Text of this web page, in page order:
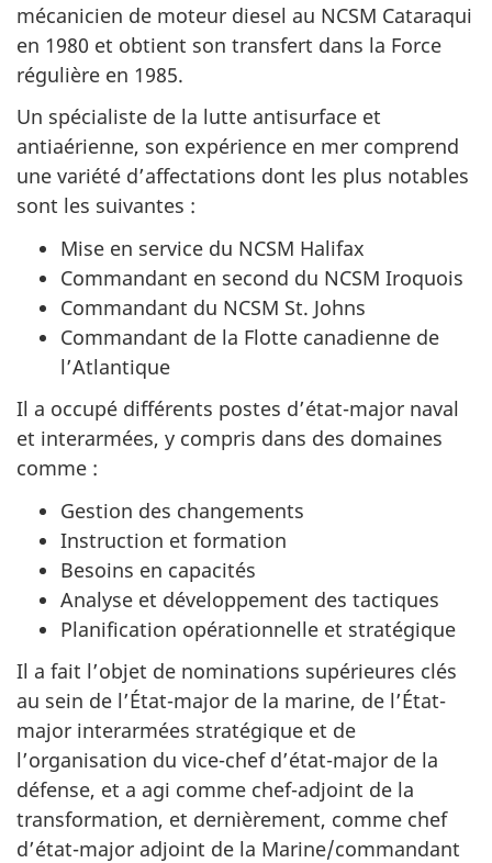
mécanicien de moteur diesel au NCSM Cataraqui
en 1980 et obtient son transfert dans la Force
régulière en 1985.
Un spécialiste de la lutte antisurface et
antiaérienne, son expérience en mer comprend
une variété d’affectations dont les plus notables
sont les suivantes :
Mise en service du NCSM Halifax
Commandant en second du NCSM Iroquois
Commandant du NCSM St. Johns
Commandant de la Flotte canadienne de
l’Atlantique
Il a occupé différents postes d’état-major naval
et interarmées, y compris dans des domaines
comme :
Gestion des changements
Instruction et formation
Besoins en capacités
Analyse et développement des tactiques
Planification opérationnelle et stratégique
Il a fait l’objet de nominations supérieures clés
au sein de l’État-major de la marine, de l’État-
major interarmées stratégique et de
l’organisation du vice-chef d’état-major de la
défense, et a agi comme chef-adjoint de la
transformation, et dernièrement, comme chef
d’état-major adjoint de la Marine/commandant